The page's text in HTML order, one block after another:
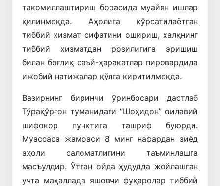
такомиллаштириш борасида муайян ишлар
қилинмоқда. Аҳолига кўрсатилаётган
тиббий хизмат сифатини ошириш, халқнинг
тиббий хизматдан розилигига эришиш
билан боғлиқ саъй-ҳаракатлар пировардида
ижобий натижалар қўлга киритилмоқда.
Вазирнинг биринчи ўринбосари дастлаб
Тўрақўрғон туманидаги “Шоҳидон” оилавий
шифокор пунктига ташриф буюрди.
Муассаса жамоаси 8 минг нафардан зиёд
аҳоли саломатлигини таъминлашга
масъулдир. Ўтган ойда ҳудудда жойлашган
учта маҳаллада яшовчи фуқаролар тиббий